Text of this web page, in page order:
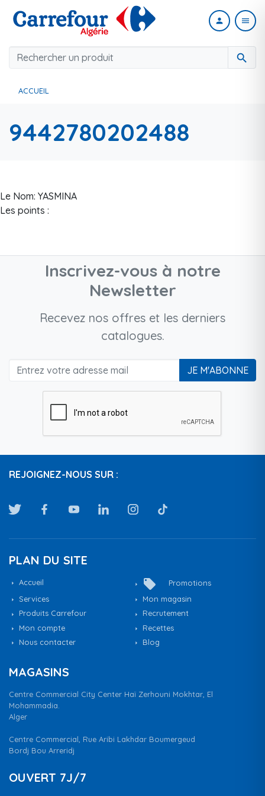
search
person menu
ACCUEIL
9442780202488
Le Nom: YASMINA
Les points :
Inscrivez-vous à notre
Newsletter
Recevez nos offres et les derniers
catalogues.
JE M'ABONNE
REJOIGNEZ-NOUS SUR :
PLAN DU SITE
Accueil local_offer
Promotions
Services
Mon magasin
Produits Carrefour
Recrutement
Mon compte
Recettes
Nous contacter
Blog
MAGASINS
Centre Commercial City Center Haï Zerhouni Mokhtar, El
Mohammadia.
Alger
Centre Commercial, Rue Aribi Lakhdar Boumergeud
Bordj Bou Arreridj
OUVERT 7J/7